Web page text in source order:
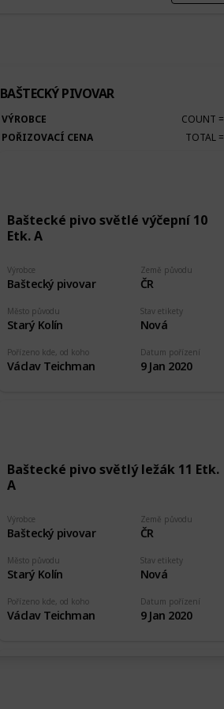
BAŠTECKÝ PIVOVAR
VÝROBCE COUNT =
POŘIZOVACÍ CENA
TOTAL =
Baštecké pivo světlé výčepní 10
Etk. A
Výrobce
Baštecký pivovar
Země původu
ČR
Pořízeno kde, od koho
Václav Teichman
Stav etikety
Nová
Datum pořízení
9 Jan 2020
Město původu
Starý Kolín
Baštecké pivo světlý ležák 11 Etk.
A
Výrobce
Baštecký pivovar
Země původu
ČR
Pořízeno kde, od koho
Václav Teichman
Stav etikety
Nová
Datum pořízení
9 Jan 2020
Město původu
Starý Kolín